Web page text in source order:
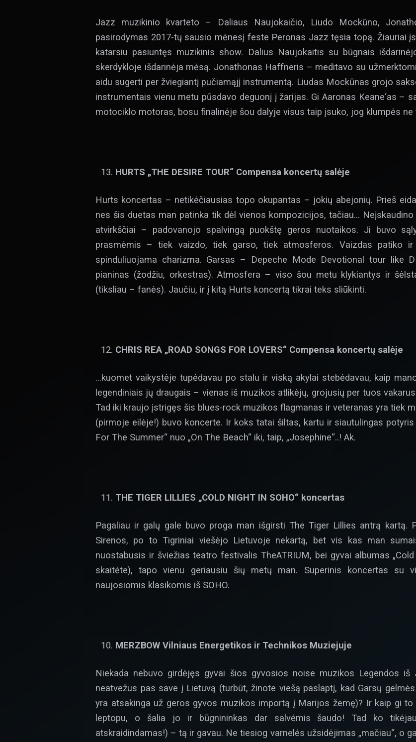
Jazz muzikinio kvarteto – Daliaus Naujokaičio, Liudo Mockūno,
pasirodymas 2017-tų sausio mėnesį feste Peronas Jazz tęsia topą. Žiauriai
katarsiu pasiuntęs muzikinis show. Dalius Naujokaitis su būgnais
skerdykloje išdarinėja mėsą. Jonathonas Haffneris – meditavo su
aidu sugerti per žviegiantį pučiamąjį instrumentą. Liudas Mockūnas grojo
instrumentais vienu metu pūsdavo deguonį į žarijas. Gi Aaronas Keane‘as –
motociklo motoras, bosu finalinėje šou dalyje visus taip įsuko, jog klumpės
HURTS „THE DESIRE TOUR“ Compensa koncertų salėje
Hurts koncertas – netikėčiausias topo okupantas – jokių abejonių. Prieš
nes šis duetas man patinka tik dėl vienos kompozicijos, tačiau…
atvirkščiai – padovanojo spalvingą puokštę geros nuotaikos. Ji buvo
prasmėmis – tiek vaizdo, tiek garso, tiek atmosferos. Vaizdas patiko
spinduliuojama charizma. Garsas – Depeche Mode Devotional tour like
pianinas (žodžiu, orkestras). Atmosfera – viso šou metu klykiantys ir
(tiksliau – fanės). Jaučiu, ir į kitą Hurts koncertą tikrai teks sliūkinti.
CHRIS REA „ROAD SONGS FOR LOVERS“ Compensa koncertų salėje
…kuomet vaikystėje tupėdavau po stalu ir viską akylai stebėdavau, kaip
legendiniais jų draugais – vienas iš muzikos atlikėjų, grojusių per tuos
Tad iki kraujo įstrigęs šis blues-rock muzikos flagmanas ir veteranas yra tiek
(pirmoje eilėje!) buvo koncerte. Ir koks tatai šiltas, kartu ir siautulingas potyris
For The Summer“ nuo „On The Beach“ iki, taip, „Josephine“..! Ak.
THE TIGER LILLIES „COLD NIGHT IN SOHO“ koncertas
Pagaliau ir galų gale buvo proga man išgirsti The Tiger Lillies antrą kartą.
Sirenos, po to Tigriniai viešėjo Lietuvoje nekartą, bet vis kas man
nuostabusis ir šviežias teatro festivalis TheATRIUM, bei gyvai albumas
skaitėte), tapo vienu geriausiu šių metų man. Superinis koncertas su
naujosiomis klasikomis iš SOHO.
MERZBOW Vilniaus Energetikos ir Technikos Muziejuje
Niekada nebuvo girdėjęs gyvai šios gyvosios noise muzikos Legendos
neatvežus pas save į Lietuvą (turbūt, žinote viešą paslaptį, kad Garsų
yra atsakinga už geros gyvos muzikos importą į Marijos žemę)? Ir kaip gi
leptopu, o šalia jo ir būgnininkas dar salvėmis šaudo! Tad ko
atskraidindamas!) – tą ir gavau. Ne tiesiog varnelės užsidėjimas „mačiau“, o